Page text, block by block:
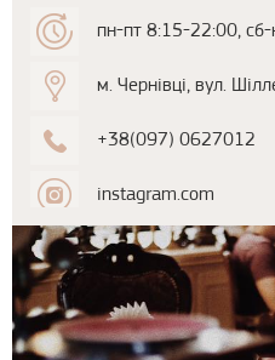
пн-пт 8:15-22:00,
м. Чернівці, вул.
+38(097) 0627012
instagram.com